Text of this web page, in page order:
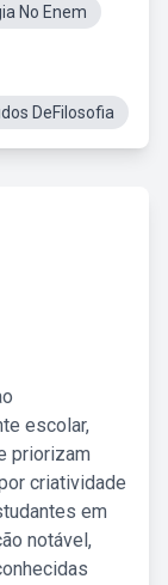
No Enem
DeFilosofia
escolar,
priorizam
criatividade
em
notável,